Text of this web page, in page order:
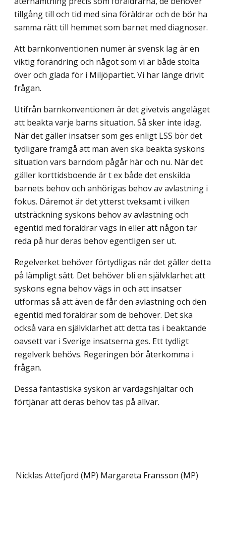
tillgång till och tid med sina föräldrar och de bör ha
samma rätt till hemmet som barnet med diagnoser.
Att barnkonventionen numer är svensk lag är en
viktig förändring och något som vi är både stolta
över och glada för i Miljöpartiet. Vi har länge drivit
frågan.
Utifrån barnkonventionen är det givetvis angeläget
att beakta varje barns situation. Så sker inte idag.
När det gäller insatser som ges enligt LSS bör det
tydligare framgå att man även ska beakta syskons
situation vars barndom pågår här och nu. När det
gäller korttidsboende är t ex både det enskilda
barnets behov och anhörigas behov av avlast­ning i
fokus. Däremot är det ytterst tveksamt i vilken
utsträckning syskons behov av avlastning och
egentid med föräldrar vägs in eller att någon tar
reda på hur deras behov egentligen ser ut.
Regelverket behöver förtydligas när det gäller detta
på lämpligt sätt. Det behöver bli en självklarhet att
syskons egna behov vägs in och att insatser
utformas så att även de får den avlastning och den
egentid med föräldrar som de behöver. Det ska
också vara en självklarhet att detta tas i beaktande
oavsett var i Sverige insatserna ges. Ett tydligt
regelverk behövs. Regeringen bör återkomma i
frågan.
Dessa fantastiska syskon är vardagshjältar och
förtjänar att deras behov tas på allvar.
Nicklas Attefjord (MP) Margareta Fransson (MP)